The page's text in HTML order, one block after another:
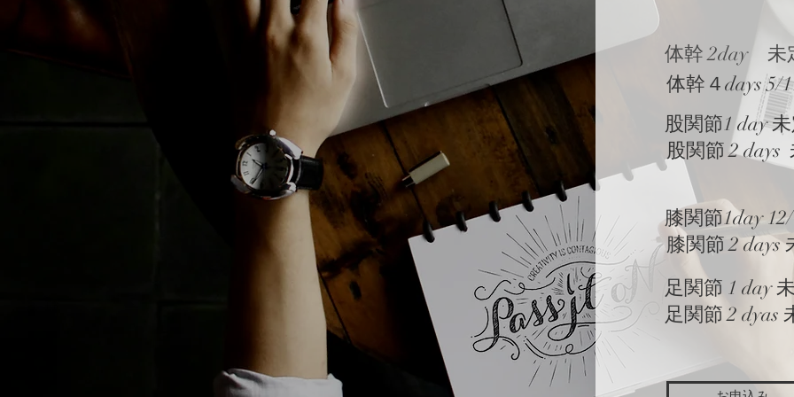
体幹 2day
体幹４days 5/
股関節1 day
股関節 2 days
膝関節1day
膝関節 2 days
足関節 1 day
足関節 2 dyas